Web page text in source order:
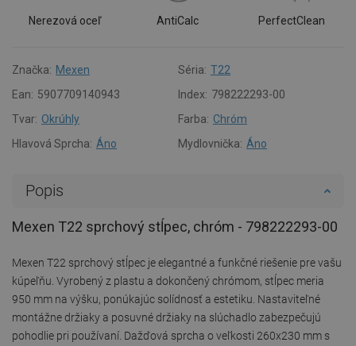
Nerezová oceľ AntiCalc PerfectClean
Značka: Mexen Séria: T22
Ean: 5907709140943 Index: 798222293-00
Tvar: Okrúhly Farba: Chróm
Hlavová Sprcha: Áno Mydlovnička: Áno
Popis
Mexen T22 sprchový stĺpec, chróm - 798222293-00
Mexen T22 sprchový stĺpec je elegantné a funkčné riešenie pre vašu
kúpeľňu. Vyrobený z plastu a dokončený chrómom, stĺpec meria
950 mm na výšku, ponúkajúc solídnosť a estetiku. Nastaviteľné
montážne držiaky a posuvné držiaky na slúchadlo zabezpečujú
pohodlie pri používaní. Dažďová sprcha o veľkosti 260x230 mm s